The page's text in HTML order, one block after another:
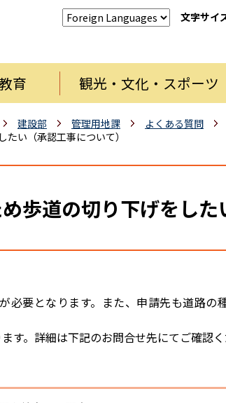
文字サイ
育 観光・文化・スポーツ
建設部 管理用地課
よくある質問
い（承認工事について）
歩道の切り下げをした
必要となります。また、申請先も道路の
す。詳細は下記のお問合せ先にてご確認く